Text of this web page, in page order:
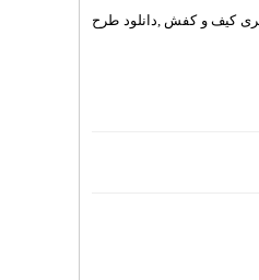
کیف و کفش ,دانلود طرح